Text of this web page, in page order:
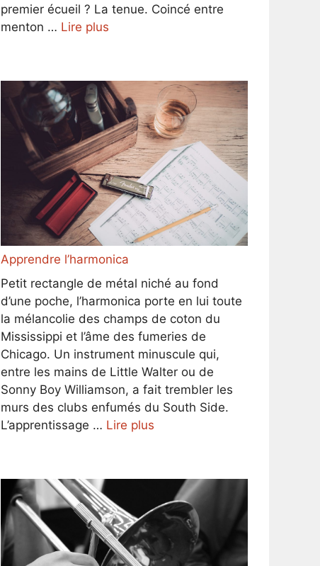
premier écueil ? La tenue. Coincé entre
menton … Lire plus
Apprendre l’harmonica
Petit rectangle de métal niché au fond
d’une poche, l’harmonica porte en lui toute
la mélancolie des champs de coton du
Mississippi et l’âme des fumeries de
Chicago. Un instrument minuscule qui,
entre les mains de Little Walter ou de
Sonny Boy Williamson, a fait trembler les
murs des clubs enfumés du South Side.
L’apprentissage … Lire plus